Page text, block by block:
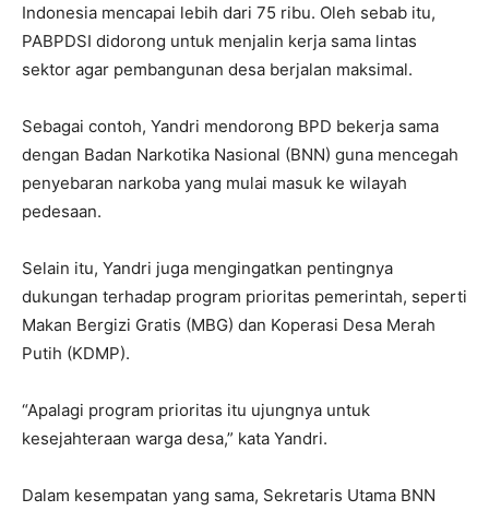
Indonesia mencapai lebih dari 75 ribu. Oleh sebab itu,
PABPDSI didorong untuk menjalin kerja sama lintas
sektor agar pembangunan desa berjalan maksimal.
Sebagai contoh, Yandri mendorong BPD bekerja sama
dengan Badan Narkotika Nasional (BNN) guna mencegah
penyebaran narkoba yang mulai masuk ke wilayah
pedesaan.
Selain itu, Yandri juga mengingatkan pentingnya
dukungan terhadap program prioritas pemerintah, seperti
Makan Bergizi Gratis (MBG) dan Koperasi Desa Merah
Putih (KDMP).
“Apalagi program prioritas itu ujungnya untuk
kesejahteraan warga desa,” kata Yandri.
Dalam kesempatan yang sama, Sekretaris Utama BNN